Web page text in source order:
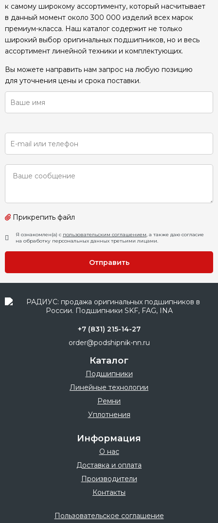
к самому широкому ассортименту, который насчитывает
в данный момент около 300 000 изделий всех марок
премиум-класса. Наш каталог содержит не только
широкий выбор оригинальных подшипников, но и весь
ассортимент линейной техники и комплектующих.
Вы можете направить нам запрос на любую позицию
для уточнения цены и срока поставки.
Прикрепить файл
Я ознакомлен(а) с пользовательским соглашением, а также даю согласие
на обработку персональных данных третьими лицами.
Отправить
+7 (831) 215-14-27
order@podshipnik-nn.ru
Каталог
Подшипники
Линейные технологии
Ремни
Уплотнения
Информация
О нас
Доставка и оплата
Производители
Контакты
Пользовательское соглашение